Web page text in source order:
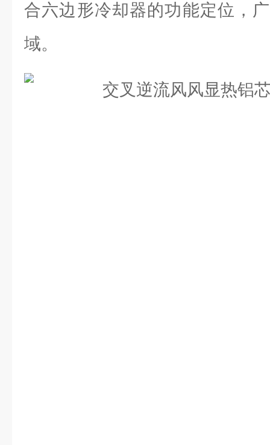
合六边形冷却器的功能定位，
域。